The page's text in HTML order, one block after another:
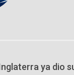
ya dio